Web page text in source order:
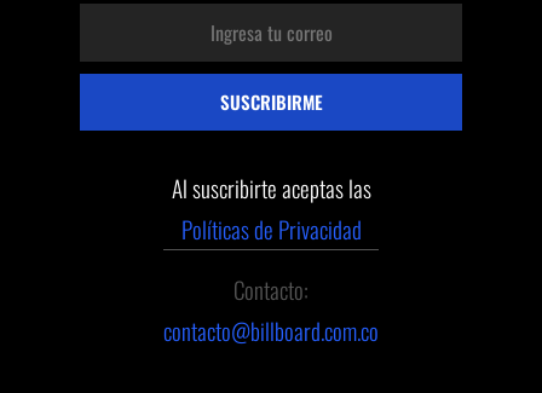
Al suscribirte aceptas las
Políticas de Privacidad
Contacto:
contacto@billboard.com.co